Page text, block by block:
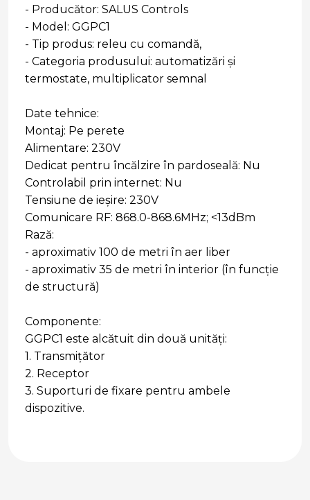
- Producător: SALUS Controls
- Model: GGPC1
- Tip produs: releu cu comandă,
- Categoria produsului: automatizări și
termostate, multiplicator semnal
Date tehnice:
Montaj: Pe perete
Alimentare: 230V
Dedicat pentru încălzire în pardoseală: Nu
Controlabil prin internet: Nu
Tensiune de ieșire: 230V
Comunicare RF: 868.0-868.6MHz; <13dBm
Rază:
- aproximativ 100 de metri în aer liber
- aproximativ 35 de metri în interior (în funcție
de structură)
Componente:
GGPC1 este alcătuit din două unități:
1. Transmițător
2. Receptor
3. Suporturi de fixare pentru ambele
dispozitive.